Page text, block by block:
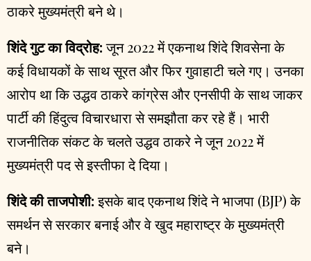
ठाकरे मुख्यमंत्री बने थे।
शिंदे गुट का विद्रोह:जून 2022 में एकनाथ शिंदे शिवसेना के
कई विधायकों के साथ सूरत और फिर गुवाहाटी चले गए। उनका
आरोप था कि उद्धव ठाकरे कांग्रेस और एनसीपी के साथ जाकर
पार्टी की हिंदुत्व विचारधारा से समझौता कर रहे हैं। भारी
राजनीतिक संकट के चलते उद्धव ठाकरे ने जून 2022 में
मुख्यमंत्री पद से इस्तीफा दे दिया।
शिंदे की ताजपोशी:इसके बाद एकनाथ शिंदे ने भाजपा (BJP) के
समर्थन से सरकार बनाई और वे खुद महाराष्ट्र के मुख्यमंत्री
बने।